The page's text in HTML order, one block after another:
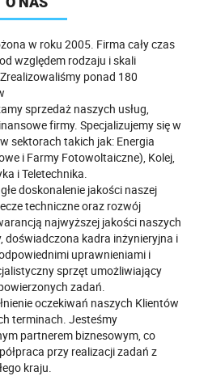
w roku 2005. Firma cały czas
względem rodzaju i skali
ponad 180
sprzedaż naszych usług,
firmy. Specjalizujemy się w
sektorach takich jak: Energia
i Farmy Fotowoltaiczne), Kolej,
i Teletechnika.
doskonalenie jakości naszej
techniczne oraz rozwój
najwyższej jakości naszych
doświadczona kadra inżynieryjna i
uprawnieniami i
sprzęt umożliwiający
zadań.
oczekiwań naszych Klientów
terminach. Jesteśmy
partnerem biznesowym, co
przy realizacji zadań z
kraju.